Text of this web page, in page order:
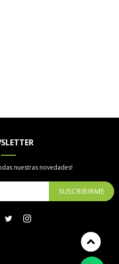
nuestras novedades!
SUSCRIBIRME
 